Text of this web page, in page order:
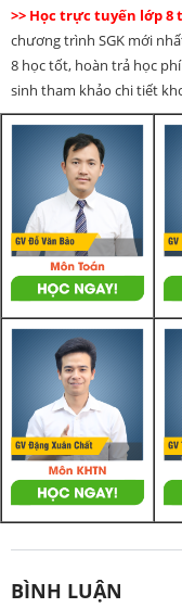
>> Học trực tuyến lớp 8
chương trình SGK mới
8 học tốt, hoàn trả học
sinh tham khảo chi tiết
BÌNH LUẬN